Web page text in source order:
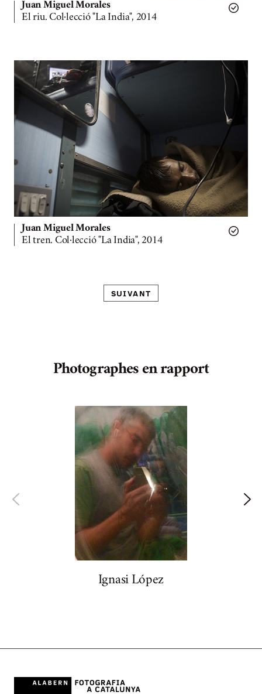
Juan Miguel Morales
El riu. Col·lecció "La India", 2014
Juan Miguel Morales
El tren. Col·lecció "La India", 2014
SUIVANT
Photographes en rapport
Ignasi López